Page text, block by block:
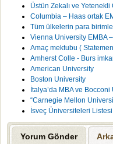
Üstün Zekalı ve
Columbia – Haas ortak
Tüm ülkelerin para
Vienna University EMBA
Amaç mektubu (
Amherst Colle - Burs
American University
Boston University
İtalya’da MBA ve
“Carnegie Mellon
İsveç Üniversiteleri
Yorum Gönder